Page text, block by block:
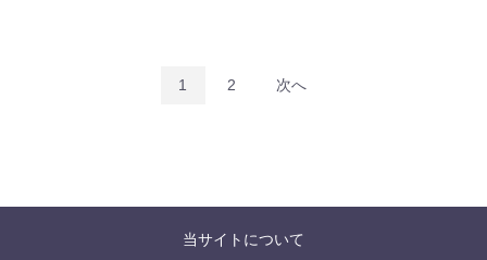
1 2 次へ
当サイトについて